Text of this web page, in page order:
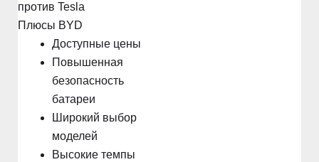
против Tesla
Плюсы BYD
Доступные цены
Повышенная
безопасность
батареи
Широкий выбор
моделей
Высокие темпы